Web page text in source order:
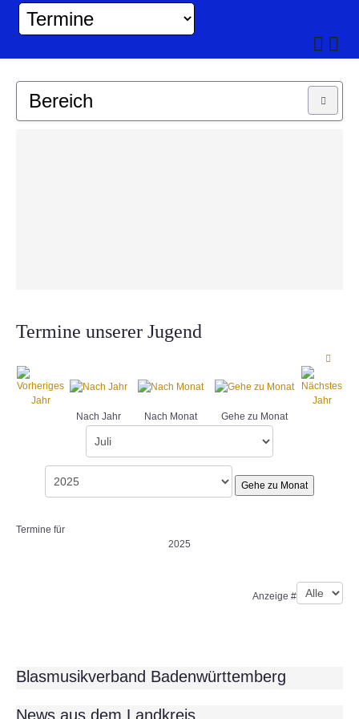
Bereich
Termine unserer Jugend
Nach Jahr Nach Monat Gehe zu Monat
Gehe zu Monat
Termine für
2025
Anzeige #
Blasmusikverband Badenwürttemberg
News aus dem Landkreis